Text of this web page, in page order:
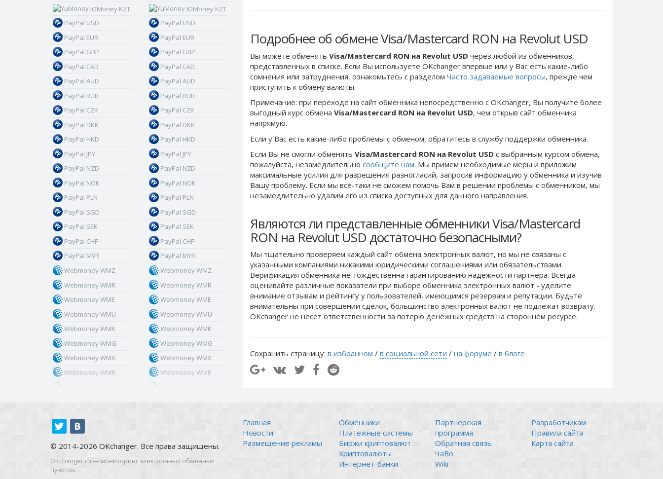
Подробнее об обмене Visa/Mastercard RON на Revolut USD
Вы можете обменять Visa/Mastercard RON на Revolut USD через любой из обменников,
представленных в списке. Если Вы используете OKchanger впервые или у Вас есть какие-либо
сомнения или затруднения, ознакомьтесь с разделом Часто задаваемые вопросы, прежде чем
приступить к обмену валюты.
Примечание: при переходе на сайт обменника непосредственно c OKchanger, Вы получите более
выгодный курс обмена Visa/Mastercard RON на Revolut USD, чем открыв сайт обменника
напрямую.
Если у Вас есть какие-либо проблемы с обменом, обратитесь в службу поддержки обменника.
Если Вы не смогли обменять Visa/Mastercard RON на Revolut USD с выбранным курсом обмена,
пожалуйста, незамедлительно сообщите нам. Мы примем необходимые меры и приложим
максимальные усилия для разрешения разногласий, запросив информацию у обменника и изучив
Вашу проблему. Если мы все-таки не сможем помочь Вам в решении проблемы c обменником, мы
незамедлительно удалим его из списка доступных для данного направления.
Являются ли представленные обменники Visa/Mastercard
RON на Revolut USD достаточно безопасными?
Мы тщательно проверяем каждый сайт обмена электронных валют, но мы не связаны c
указанными компаниями никакими юридическими соглашениями или обязательствами.
Верификация обменника не тождественна гарантированию надежности партнера. Всегда
оценивайте различные показатели при выборе обменника электронных валют - уделите
внимание отзывам и рейтингу у пользователей, имеющимся резервам и репутации. Будьте
внимательны при совершении сделок, большинство электронных валют не подлежат возврату.
OKchanger не несет ответственности за потерю денежных средств на стороннем ресурсе.
Сохранить страницу: в избранном / в социальной сети / на форуме / в блоге
ЮMoney KZT
PayPal USD
PayPal EUR
PayPal GBP
PayPal CAD
PayPal AUD
PayPal RUB
PayPal CZK
PayPal DKK
PayPal HKD
PayPal JPY
PayPal NZD
PayPal NOK
PayPal PLN
PayPal SGD
PayPal SEK
PayPal CHF
PayPal MYR
Webmoney WMZ
Webmoney WMR
Webmoney WME
Webmoney WMU
Webmoney WMK
Webmoney WMG
Webmoney WMX
Webmoney WMB
Skril PLN
Skril GBP
Skril AUD
ЮMoney KZT
PayPal USD
PayPal EUR
PayPal GBP
PayPal CAD
PayPal AUD
PayPal RUB
PayPal CZK
PayPal DKK
PayPal HKD
PayPal JPY
PayPal NZD
PayPal NOK
PayPal PLN
PayPal SGD
PayPal SEK
PayPal CHF
PayPal MYR
Webmoney WMZ
Webmoney WMR
Webmoney WME
Webmoney WMU
Webmoney WMK
Webmoney WMG
Webmoney WMX
Webmoney WMB
Skril PLN
Skril GBP
Skril AUD
© 2014-2026 OKchanger. Все права защищены.
OKchanger.ru — мониторинг электронных обменных
пунктов.
Главная
Новости
Размещение рекламы
Обменники
Платежные системы
Биржи криптовалют
Криптовалюты
Интернет-банки
Партнерская
программа
Обратная связь
ЧаВо
Wiki
Разработчикам
Правила сайта
Карта сайта